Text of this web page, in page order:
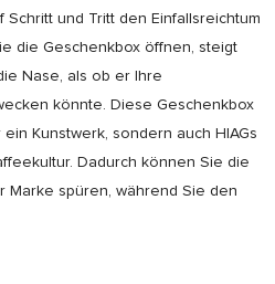
und Tritt den Einfallsreichtum
die Geschenkbox öffnen, steigt
Nase, als ob er Ihre
könnte. Diese Geschenkbox
Kunstwerk, sondern auch HIAGs
Dadurch können Sie die
Marke spüren, während Sie den